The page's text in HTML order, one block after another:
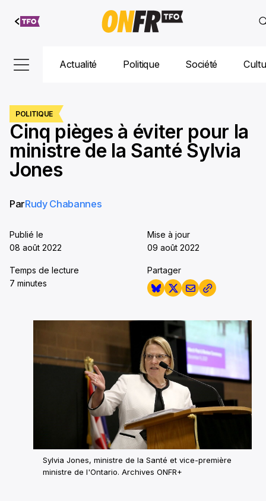
Aller au
contenu
Actualité Politique Société
POLITIQUE
Cinq pièges à éviter pour la
ministre de la Santé Sylvia
Jones
ParRudy Chabannes
Publié le
08 août 2022
Mise à jour
09 août 2022
Temps de lecture
7 minutes
Partager
Sylvia Jones, ministre de la Santé et vice-première
ministre de l'Ontario. Archives ONFR+